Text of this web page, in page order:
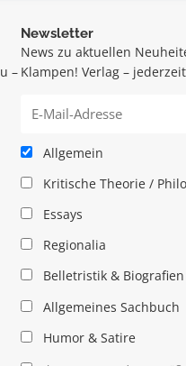
–
Newsletter
News zu aktuellen
Klampen! Verlag –
Allgemein
Kritische Theorie /
Essays
Regionalia
Belletristik & Biografien
Allgemeines Sachbuch
Humor & Satire